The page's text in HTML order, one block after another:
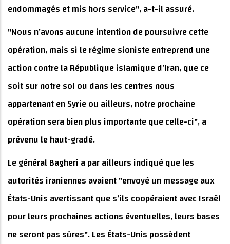
endommagés et mis hors service", a-t-il assuré.
"Nous n’avons aucune intention de poursuivre cette
opération, mais si le régime sioniste entreprend une
action contre la République islamique d’Iran, que ce
soit sur notre sol ou dans les centres nous
appartenant en Syrie ou ailleurs, notre prochaine
opération sera bien plus importante que celle-ci", a
prévenu le haut-gradé.
Le général Bagheri a par ailleurs indiqué que les
autorités iraniennes avaient "envoyé un message aux
États-Unis avertissant que s’ils coopéraient avec Israël
pour leurs prochaines actions éventuelles, leurs bases
ne seront pas sûres". Les États-Unis possèdent